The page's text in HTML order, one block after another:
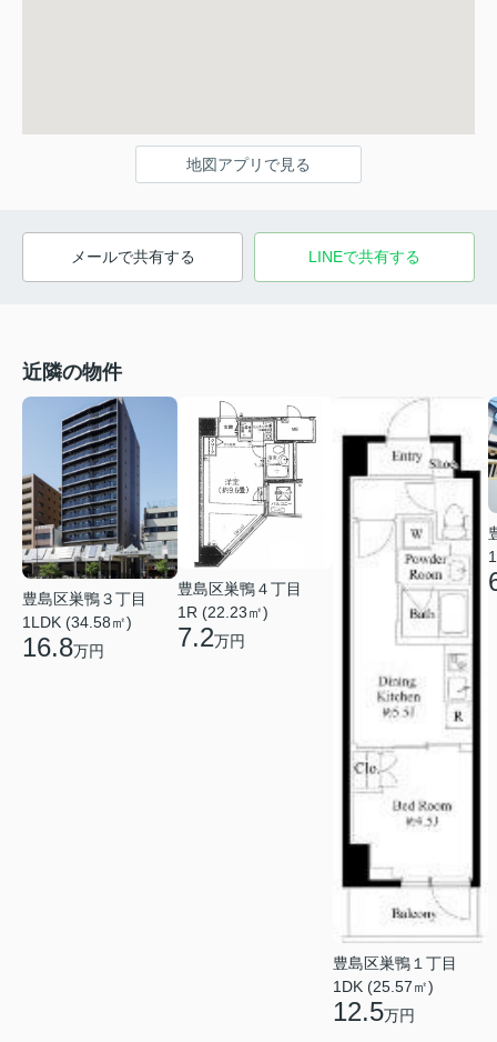
地図アプリで見る
メールで共有する LINEで共有する
近隣の物件
豊島区巣鴨３丁目
1LDK (34.58㎡)
16.8万円
豊島区巣鴨４丁目
1R (22.23㎡)
7.2万円
豊島区巣鴨１丁目
1DK (25.57㎡)
12.5万円